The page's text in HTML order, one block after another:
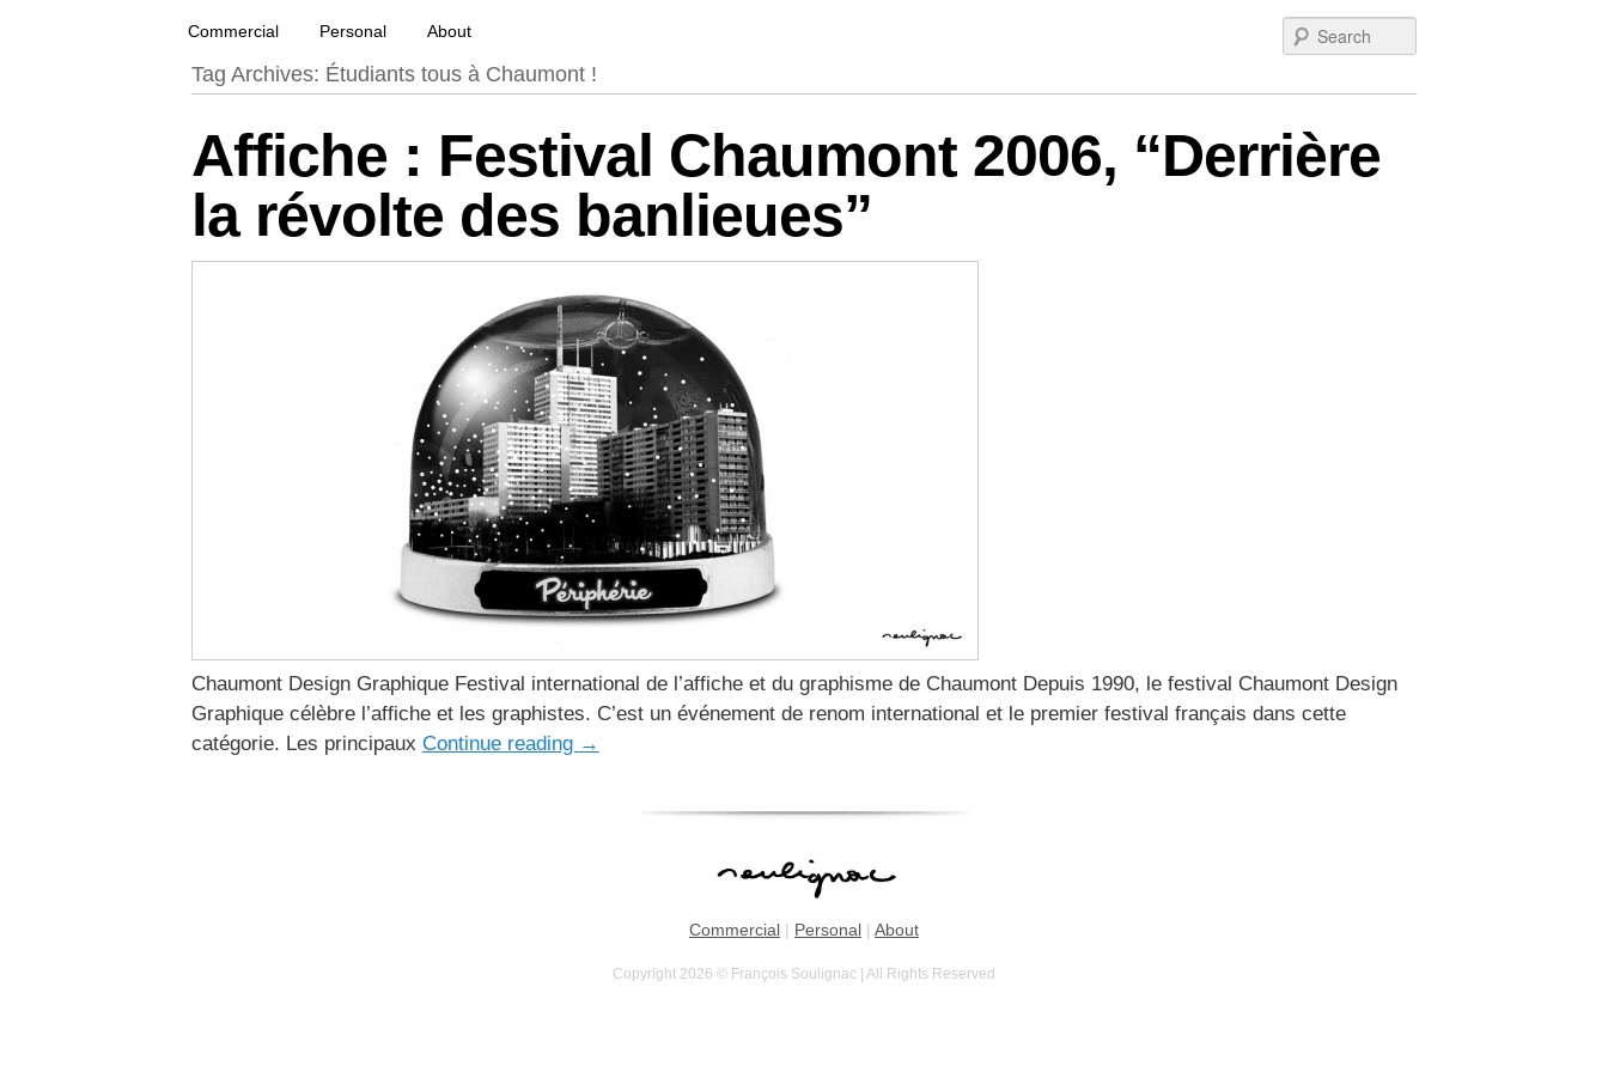
François Soulignac | Digital Creative
Primary menu
Skip to primary content
Skip to secondary content
Commercial Personal About
Tag Archives: Étudiants tous à Chaumont !
Affiche : Festival Chaumont 2006, “Derrière
la révolte des banlieues”
Chaumont Design Graphique Festival international de l’affiche et du graphisme de Chaumont Depuis 1990, le festival Chaumont Design
Graphique célèbre l’affiche et les graphistes. C’est un événement de renom international et le premier festival français dans cette
catégorie. Les principaux Continue reading →
Commercial | Personal | About
Copyright 2026 © François Soulignac | All Rights Reserved